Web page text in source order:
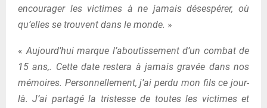
encourager les victimes à ne jamais désespérer, où
qu’elles se trouvent dans le monde. »
« Aujourd’hui marque l’aboutissement d’un combat de
15 ans,. Cette date restera à jamais gravée dans nos
mémoires. Personnellement, j’ai perdu mon fils ce jour-
là. J’ai partagé la tristesse de toutes les victimes et